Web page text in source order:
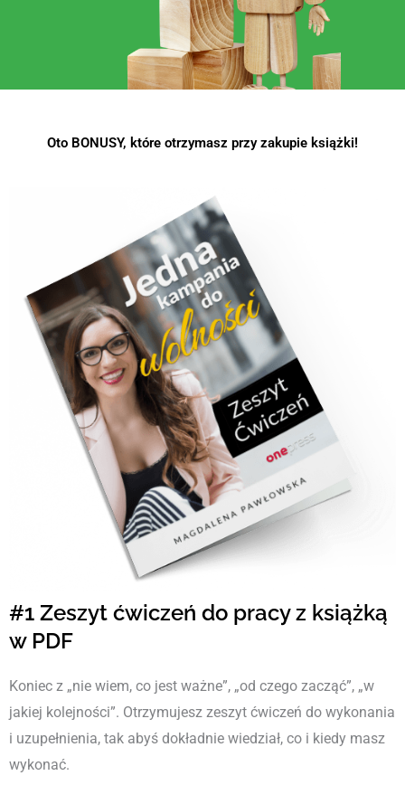
Oto BONUSY, które otrzymasz przy zakupie książki!
#1 Zeszyt ćwiczeń do pracy z książką
w PDF
Koniec z „nie wiem, co jest ważne”, „od czego zacząć”, „w
jakiej kolejności”. Otrzymujesz zeszyt ćwiczeń do wykonania
i uzupełnienia, tak abyś dokładnie wiedział, co i kiedy masz
wykonać.